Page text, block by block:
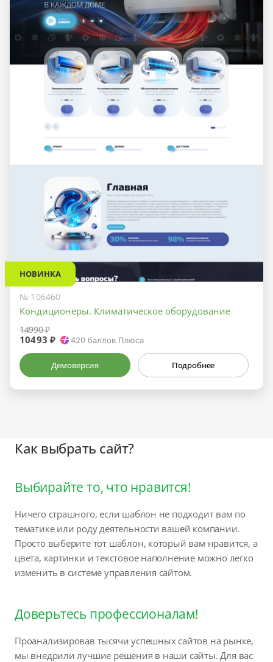
НОВИНКА
№ 106460
Кондиционеры. Климатическое оборудование
14990 ₽
10493 ₽ 420 баллов Плюса
Демоверсия Подробнее
Как выбрать сайт?
Выбирайте то, что нравится!
Ничего страшного, если шаблон не подходит вам по
тематике или роду деятельности вашей компании.
Просто выберите тот шаблон, который вам нравится, а
цвета, картинки и текстовое наполнение можно легко
изменить в системе управления сайтом.
Доверьтесь профессионалам!
Проанализировав тысячи успешных сайтов на рынке,
мы внедрили лучшие решения в наши сайты. Для вас